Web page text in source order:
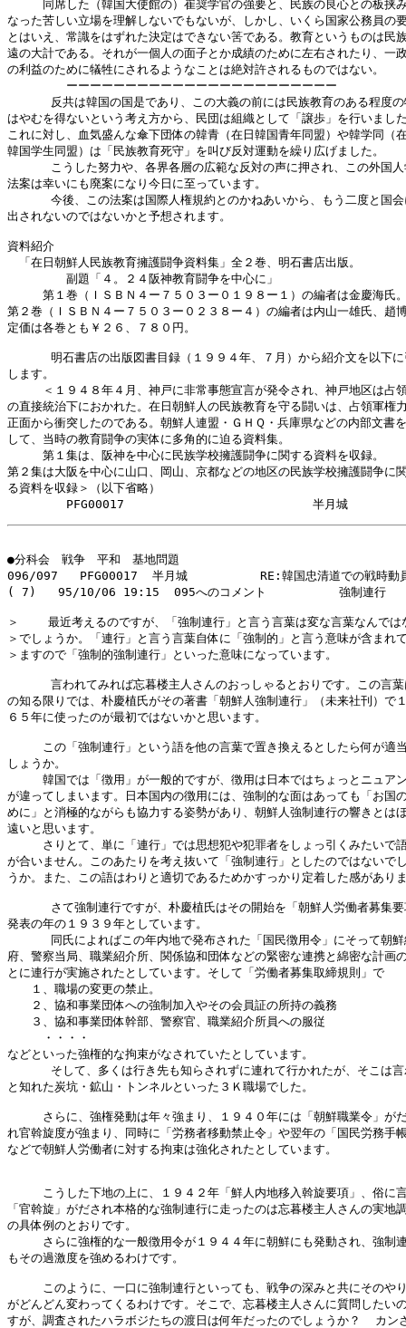
同席した（韓国大使館の）崔奨学官の強要と、民族の良心との板挟
なった苦しい立場を理解しないでもないが、しかし、いくら国家公務員の
とはいえ、常識をはずれた決定はできない筈である。教育というものは民
遠の大計である。それが一個人の面子とか成績のために左右されたり、一
の利益のために犠牲にされるようなことは絶対許されるものではない。
ーーーーーーーーーーーーーーーーーーーーーーー
反共は韓国の国是であり、この大義の前には民族教育のある程度
はやむを得ないという考え方から、民団は組織として「譲歩」を行いまし
これに対し、血気盛んな傘下団体の韓青（在日韓国青年同盟）や韓学同（
韓国学生同盟）は「民族教育死守」を叫び反対運動を繰り広げました。
こうした努力や、各界各層の広範な反対の声に押され、この外国
法案は幸いにも廃案になり今日に至っています。
今後、この法案は国際人権規約とのかねあいから、もう二度と国
出されないのではないかと予想されます。
資料紹介
「在日朝鮮人民族教育擁護闘争資料集」全２巻、明石書店出版。
副題「４。２４阪神教育闘争を中心に」
第１巻（ＩＳＢＮ４ー７５０３ー０１９８ー１）の編者は金慶海氏
第２巻（ＩＳＢＮ４ー７５０３ー０２３８ー４）の編者は内山一雄氏、趙
定価は各巻とも￥２６、７８０円。
明石書店の出版図書目録（１９９４年、７月）から紹介文を以下
します。
＜１９４８年４月、神戸に非常事態宣言が発令され、神戸地区は占
の直接統治下におかれた。在日朝鮮人の民族教育を守る闘いは、占領軍権
正面から衝突したのである。朝鮮人連盟・ＧＨＱ・兵庫県などの内部文書
して、当時の教育闘争の実体に多角的に迫る資料集。
第１集は、阪神を中心に民族学校擁護闘争に関する資料を収録。
第２集は大阪を中心に山口、岡山、京都などの地区の民族学校擁護闘争に
る資料を収録＞（以下省略）
●分科会　戦争　平和　基地問題
096/097   PFG00017  半月城          RE:韓国忠清道での戦時動員
( 7)   95/10/06 19:15  095へのコメント          強制連行
＞    最近考えるのですが、「強制連行」と言う言葉は変な言葉なんでは
＞でしょうか。「連行」と言う言葉自体に「強制的」と言う意味が含まれ
＞ますので「強制的強制連行」といった意味になっています。
言われてみれば忘暮楼主人さんのおっしゃるとおりです。この言
の知る限りでは、朴慶植氏がその著書「朝鮮人強制連行」（未来社刊）で
６５年に使ったのが最初ではないかと思います。
この「強制連行」という語を他の言葉で置き換えるとしたら何が適
しょうか。
韓国では「徴用」が一般的ですが、徴用は日本ではちょっとニュア
が違ってしまいます。日本国内の徴用には、強制的な面はあっても「お国
めに」と消極的ながらも協力する姿勢があり、朝鮮人強制連行の響きとは
遠いと思います。
さりとて、単に「連行」では思想犯や犯罪者をしょっ引くみたいで
が合いません。このあたりを考え抜いて「強制連行」としたのではないで
うか。また、この語はわりと適切であるためかすっかり定着した感があり
さて強制連行ですが、朴慶植氏はその開始を「朝鮮人労働者募集
発表の年の１９３９年としています。
同氏によればこの年内地で発布された「国民徴用令」にそって朝
府、警察当局、職業紹介所、関係協和団体などの緊密な連携と綿密な計画
とに連行が実施されたとしています。そして「労働者募集取締規則」で
１、職場の変更の禁止。
２、協和事業団体への強制加入やその会員証の所持の義務
３、協和事業団体幹部、警察官、職業紹介所員への服従
・・・・
などといった強権的な拘束がなされていたとしています。
そして、多くは行き先も知らされずに連れて行かれたが、そこは
と知れた炭坑・鉱山・トンネルといった３Ｋ職場でした。
さらに、強権発動は年々強まり、１９４０年には「朝鮮職業令」が
れ官斡旋度が強まり、同時に「労務者移動禁止令」や翌年の「国民労務手
などで朝鮮人労働者に対する拘束は強化されたとしています。
こうした下地の上に、１９４２年「鮮人内地移入斡旋要項」、俗に
「官斡旋」がだされ本格的な強制連行に走ったのは忘暮楼主人さんの実地
の具体例のとおりです。
さらに強権的な一般徴用令が１９４４年に朝鮮にも発動され、強制
もその過激度を強めるわけです。
このように、一口に強制連行といっても、戦争の深みと共にそのや
がどんどん変わってくるわけです。そこで、忘暮楼主人さんに質問したい
すが、調査されたハラボジたちの渡日は何年だったのでしょうか？  カン